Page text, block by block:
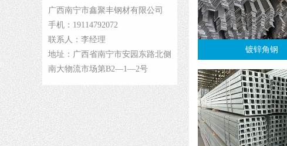
广西南宁市鑫聚丰钢材有限公司
手机：19114792072
联系人：李经理
地址：广西省南宁市安园东路北侧
南大物流市场第B2—1—2号
镀锌角钢